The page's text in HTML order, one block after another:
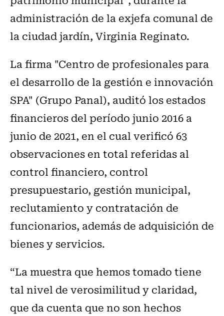
administración de la exjefa comunal de
la ciudad jardín, Virginia Reginato.
La firma "Centro de profesionales para
el desarrollo de la gestión e innovación
SPA" (Grupo Panal), auditó los estados
financieros del período junio 2016 a
junio de 2021, en el cual verificó 63
observaciones en total referidas al
control financiero, control
presupuestario, gestión municipal,
reclutamiento y contratación de
funcionarios, además de adquisición de
bienes y servicios.
“La muestra que hemos tomado tiene
tal nivel de verosimilitud y claridad,
que da cuenta que no son hechos